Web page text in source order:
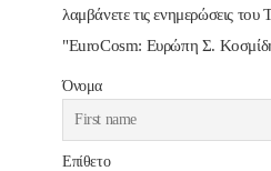
λαμβάνετε τις ενημερώσεις του
"EuroCosm: Ευρώπη Σ.
Όνομα
Επίθετο